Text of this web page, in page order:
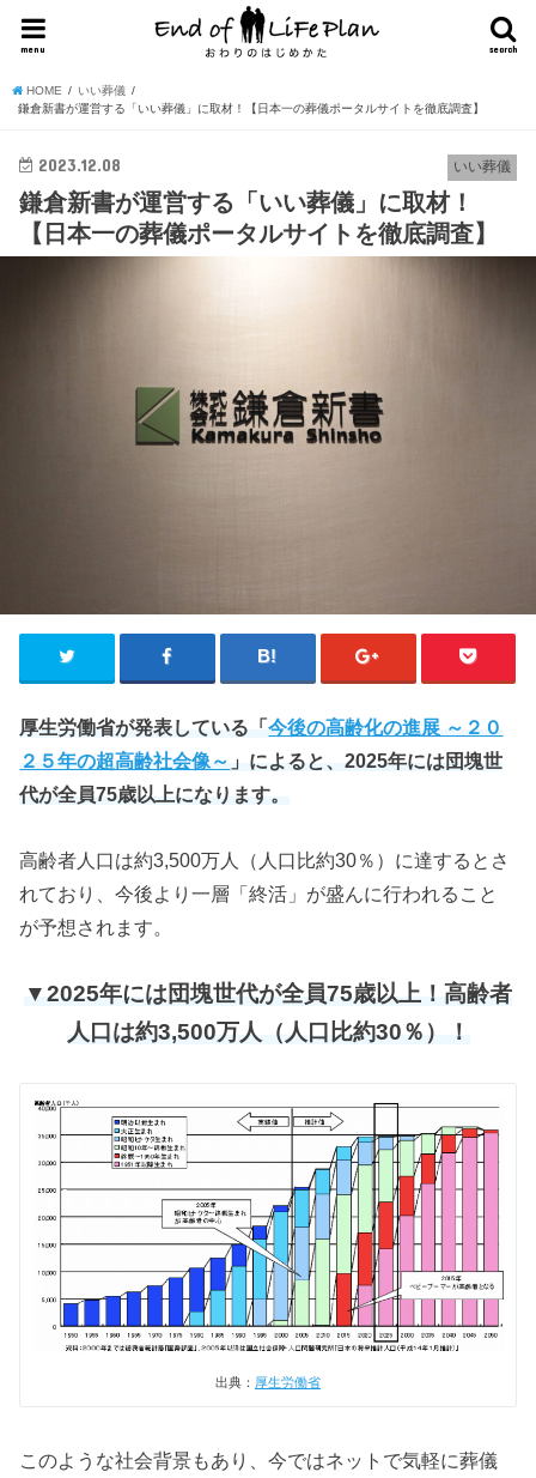
search
menu
HOME
いい葬儀
鎌倉新書が運営する「いい葬儀」に取材！【日本一の葬儀ポータルサイトを徹底調査】
いい葬儀
2023.12.08
鎌倉新書が運営する「いい葬儀」に取材！
【日本一の葬儀ポータルサイトを徹底調査】
厚生労働省が発表している「今後の高齢化の進展 ～２０
２５年の超高齢社会像～ 」によると、2025年には団塊世
代が全員75歳以上になります。
高齢者人口は約3,500万人（人口比約30％）に達するとさ
れており、今後より一層「終活」が盛んに行われること
が予想されます。
▼2025年には団塊世代が全員75歳以上！高齢者
人口は約3,500万人（人口比約30％）！
出典： 厚生労働省
このような社会背景もあり、今ではネットで気軽に葬儀